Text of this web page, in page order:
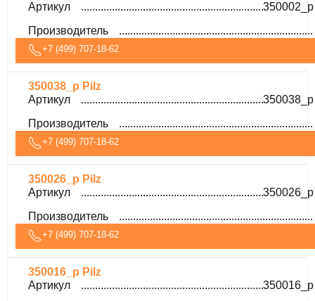
Артикул
350002_p
Производитель
+7 (499) 707-18-62
350038_p Pilz
Артикул
350038_p
Производитель
+7 (499) 707-18-62
350026_p Pilz
Артикул
350026_p
Производитель
+7 (499) 707-18-62
350016_p Pilz
Артикул
350016_p